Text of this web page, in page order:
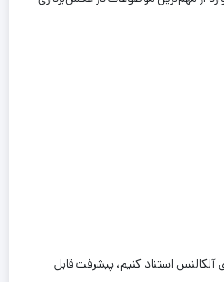
استناد کنیم، پیشرفت قابل